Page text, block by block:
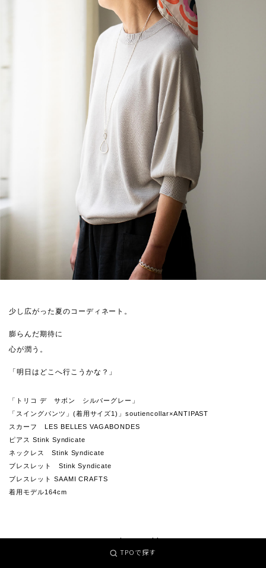
少し広がった夏のコーディネート。
膨らんだ期待に
心が潤う。
「明日はどこへ行こうかな？」
「トリコ デ サボン シルバーグレー」
「スイングパンツ」(着用サイズ1)」soutiencollar×ANTIPAST
スカーフ LES BELLES VAGABONDES
ピアス Stink Syndicate
ネックレス Stink Syndicate
ブレスレット Stink Syndicate
ブレスレット SAAMI CRAFTS
着用モデル164cm
soutiencollar
TPOで探す